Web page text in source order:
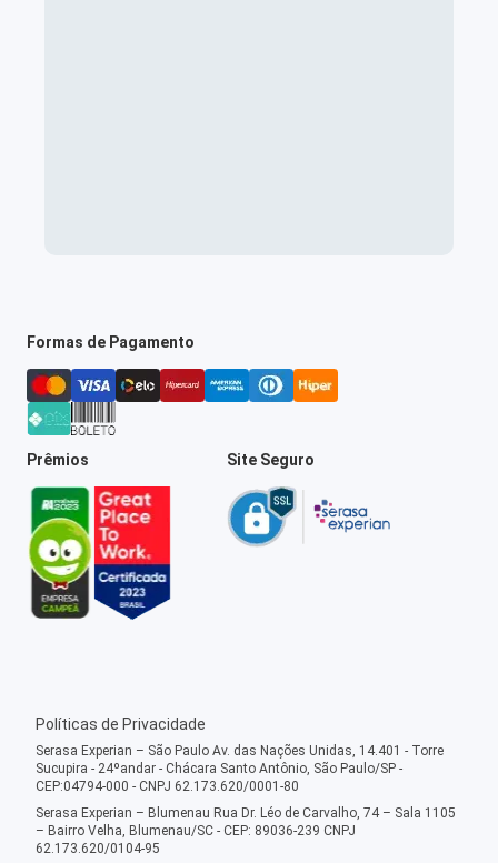
Formas de Pagamento
Prêmios Site Seguro
Políticas de Privacidade
Serasa Experian – São Paulo Av. das Nações Unidas, 14.401 - Torre
Sucupira - 24ºandar - Chácara Santo Antônio, São Paulo/SP -
CEP:04794-000 - CNPJ 62.173.620/0001-80
Serasa Experian – Blumenau Rua Dr. Léo de Carvalho, 74 – Sala 1105
– Bairro Velha, Blumenau/SC - CEP: 89036-239 CNPJ
62.173.620/0104-95